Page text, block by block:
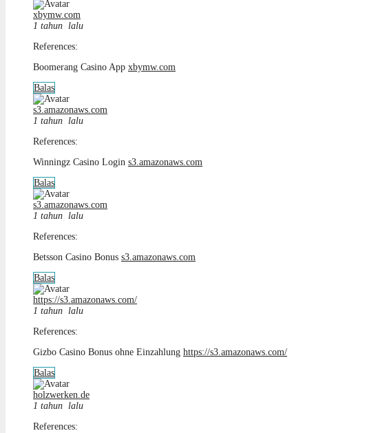
xbymw.com
1 tahun lalu
References:
Boomerang Casino App xbymw.com
Balas
s3.amazonaws.com
1 tahun lalu
References:
Winningz Casino Login s3.amazonaws.com
Balas
s3.amazonaws.com
1 tahun lalu
References:
Betsson Casino Bonus s3.amazonaws.com
Balas
https://s3.amazonaws.com/
1 tahun lalu
References:
Gizbo Casino Bonus ohne Einzahlung https://s3.amazonaws.com/
Balas
holzwerken.de
1 tahun lalu
References: